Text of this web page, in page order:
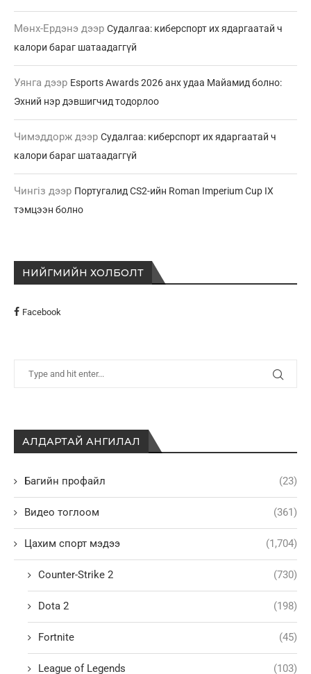
Мөнх-Ердэнэ дээр Судалгаа: киберспорт их ядаргаатай ч
калори бараг шатаадаггүй
Уянга дээр Esports Awards 2026 анх удаа Майамид болно:
Эхний нэр дэвшигчид тодорлоо
Чимэддорж дээр Судалгаа: киберспорт их ядаргаатай ч
калори бараг шатаадаггүй
Чингіз дээр Португалид CS2-ийн Roman Imperium Cup IX
тэмцээн болно
НИЙГМИЙН ХОЛБОЛТ
Facebook
АЛДАРТАЙ АНГИЛАЛ
Багийн профайл (23)
Видео тоглоом (361)
Цахим спорт мэдээ (1,704)
Counter-Strike 2 (730)
Dota 2 (198)
Fortnite (45)
League of Legends (103)